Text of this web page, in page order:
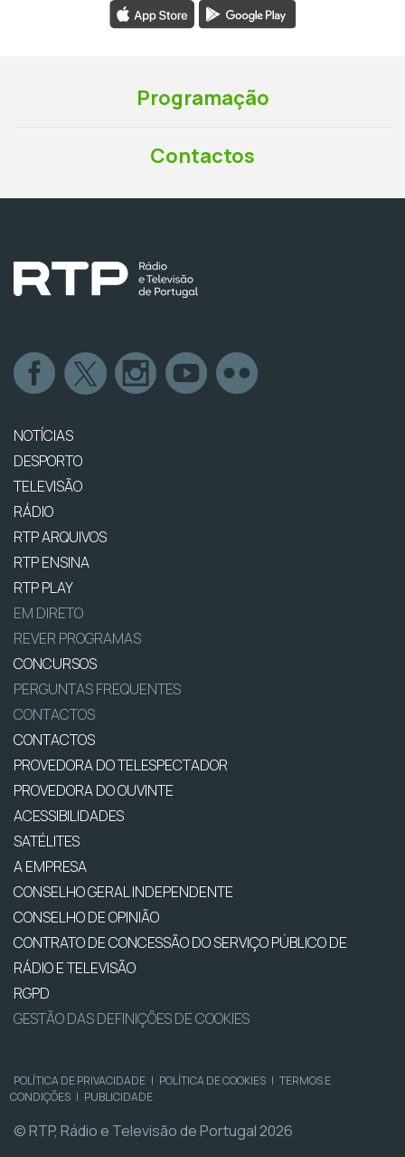
Programação
Contactos
NOTÍCIAS
DESPORTO
TELEVISÃO
RÁDIO
RTP ARQUIVOS
RTP ENSINA
RTP PLAY
EM DIRETO
REVER PROGRAMAS
CONCURSOS
PERGUNTAS FREQUENTES
CONTACTOS
CONTACTOS
PROVEDORA DO TELESPECTADOR
PROVEDORA DO OUVINTE
ACESSIBILIDADES
SATÉLITES
A EMPRESA
CONSELHO GERAL INDEPENDENTE
CONSELHO DE OPINIÃO
CONTRATO DE CONCESSÃO DO SERVIÇO PÚBLICO DE
RÁDIO E TELEVISÃO
RGPD
GESTÃO DAS DEFINIÇÕES DE COOKIES
POLÍTICA DE PRIVACIDADE | POLÍTICA DE COOKIES | TERMOS E
CONDIÇÕES | PUBLICIDADE
© RTP, Rádio e Televisão de Portugal 2026